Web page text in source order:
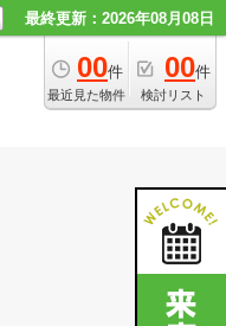
最終更新：2026年08月08日
00件
最近見た物件
00件
検討リスト